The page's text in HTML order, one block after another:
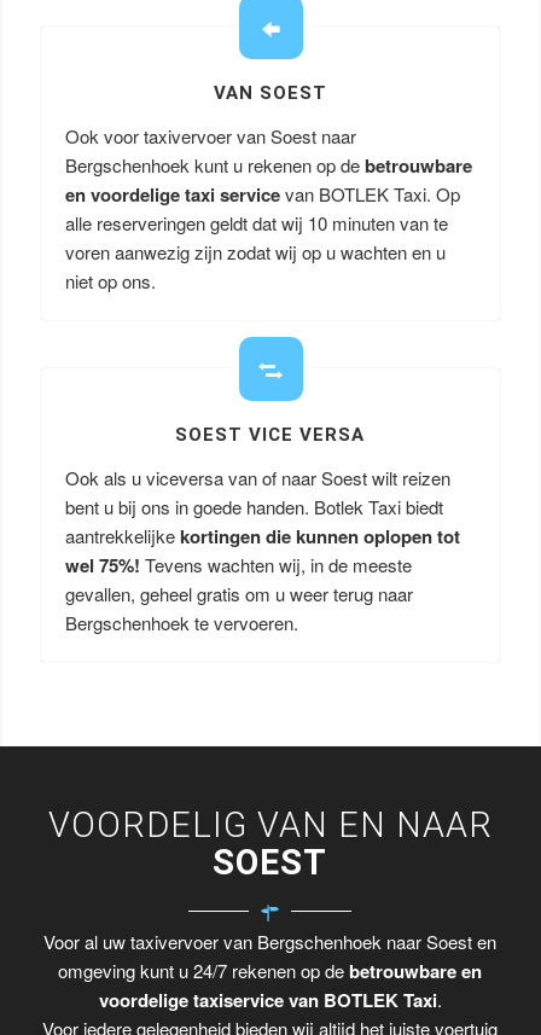
VAN SOEST
Ook voor taxivervoer van Soest naar
Bergschenhoek kunt u rekenen op debetrouwbare
en voordelige taxi servicevan BOTLEK Taxi. Op
alle reserveringen geldt dat wij 10 minuten van te
voren aanwezig zijn zodat wij op u wachten en u
niet op ons.
SOEST VICE VERSA
Ook als u viceversa van of naar Soest wilt reizen
bent u bij ons in goede handen. Botlek Taxi biedt
aantrekkelijkekortingen die kunnen oplopen tot
wel 75%! Tevens wachten wij, in de meeste
gevallen, geheel gratis om u weer terug naar
Bergschenhoek te vervoeren.
VOORDELIG VAN EN NAAR
SOEST
Voor al uw taxivervoer van Bergschenhoek naar Soest en
omgeving kunt u 24/7 rekenen op debetrouwbare en
voordelige taxiservice van BOTLEK Taxi.
Voor iedere gelegenheid bieden wij altijd het juiste voertuig